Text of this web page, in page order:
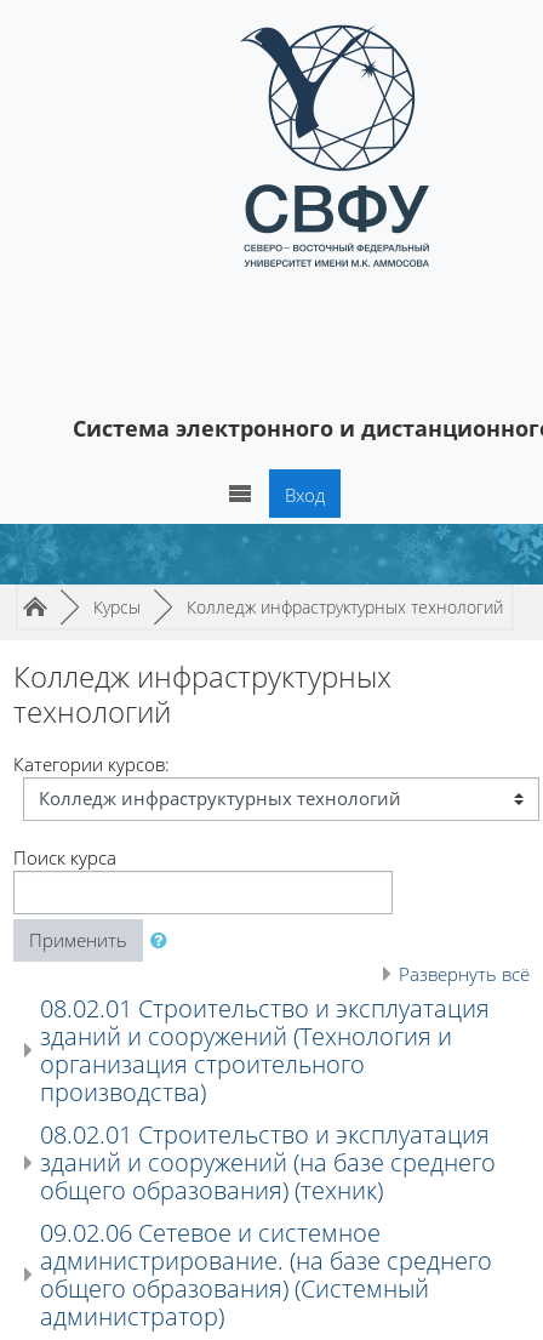
Система электронного и
Вход
Путь к странице
/► Курсы /► Колледж инфраструктурных технологий
Колледж инфраструктурных
технологий
Категории курсов:
Поиск курса
Применить
Развернуть всё
08.02.01 Строительство и эксплуатация
зданий и сооружений (Технология и
организация строительного
производства)
08.02.01 Строительство и эксплуатация
зданий и сооружений (на базе среднего
общего образования) (техник)
09.02.06 Сетевое и системное
администрирование. (на базе среднего
общего образования) (Системный
администратор)